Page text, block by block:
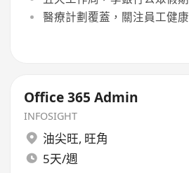
醫療計劃覆蓋，關注員工健康
Office 365 Admin
INFOSIGHT
油尖旺, 旺角
5天/週